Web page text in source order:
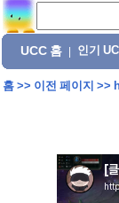
UCC 홈 인기
홈>> 이전 페이지 >>